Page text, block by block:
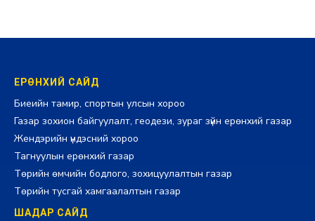
ЕРӨНХИЙ САЙД
Биеийн тамир, спортын улсын хороо
Газар зохион байгуулалт, геодези, зураг зүйн ерөнхий газар
Жендэрийн үндэсний хороо
Тагнуулын ерөнхий газар
Төрийн өмчийн бодлого, зохицуулалтын газар
Төрийн тусгай хамгаалалтын газар
ШАДАР САЙД